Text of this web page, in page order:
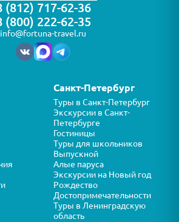
(812) 717-62-36
(800) 222-62-35
info@fortuna-travel.ru
Санкт-Петербург
Туры в Санкт-Петербург
Экскурсии в Санкт-
Петербурге
Гостиницы
Туры для школьников
Выпускной
Алые паруса
Экскурсии на Новый год
Рождество
Достопримечательности
Туры в Ленинградскую
область